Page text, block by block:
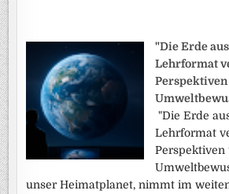
"Die Erde
Lehrformat
"Die Erde
Lehrformat
unser Heimatplanet, nimmt im